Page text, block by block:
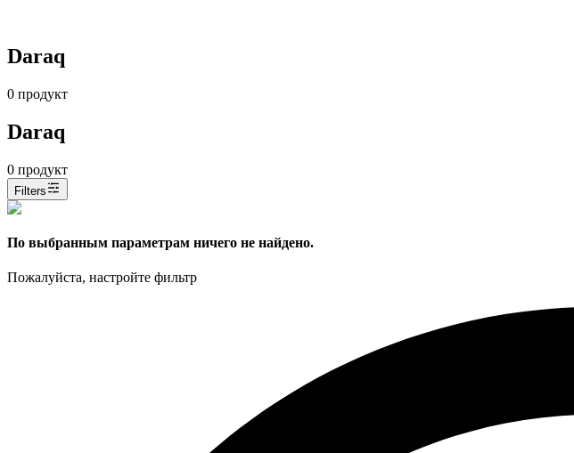
Daraq
0 продукт
Daraq
0 продукт
Filters
По выбранным параметрам ничего не найдено.
Пожалуйста, настройте фильтр